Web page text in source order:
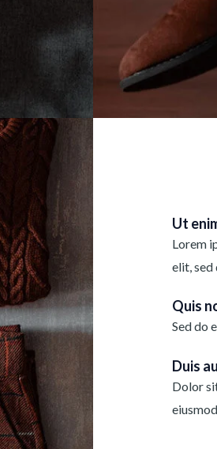
Ut
Lorem
elit, sed
Quis
Sed do
Duis
Dolor